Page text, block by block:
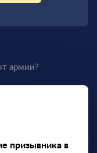
армии?
призывника в